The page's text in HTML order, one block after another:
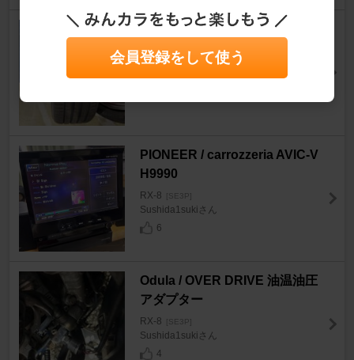
FALKEN AZENIS FK520L
RX-8 [SE3P]
紫野郎さん
PIONEER / carrozzeria AVIC-V
H9990
RX-8 [SE3P]
Sushida1sukiさん
6
Odula / OVER DRIVE 油温油圧
アダプター
RX-8 [SE3P]
Sushida1sukiさん
4
会員登録をして使う